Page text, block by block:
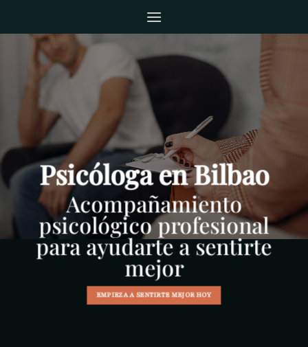
contenido
Psicóloga en Bilbao
Acompañamiento
psicológico profesional
para ayudarte a sentirte
mejor
EMPIEZA A SENTIRTE MEJOR HOY